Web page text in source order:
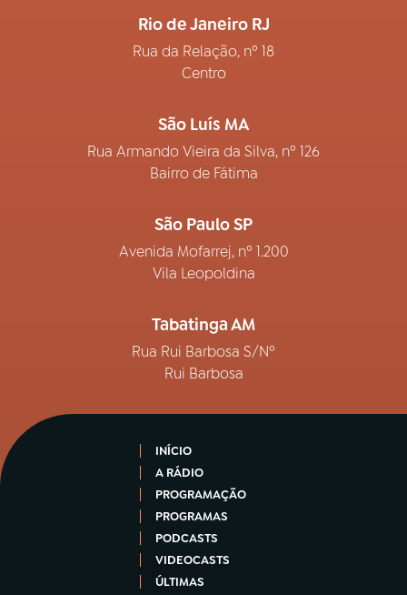
Rio de Janeiro RJ
Rua da Relação, nº 18
Centro
São Luís MA
Rua Armando Vieira da Silva, nº 126
Bairro de Fátima
São Paulo SP
Avenida Mofarrej, nº 1.200
Vila Leopoldina
Tabatinga AM
Rua Rui Barbosa S/Nº
Rui Barbosa
INÍCIO
A RÁDIO
PROGRAMAÇÃO
PROGRAMAS
PODCASTS
VIDEOCASTS
ÚLTIMAS